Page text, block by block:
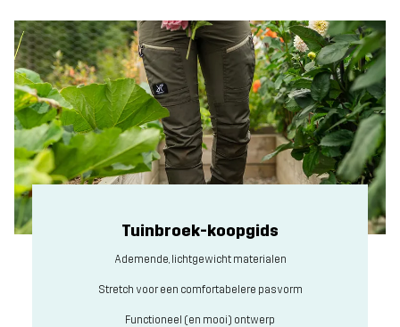
Tuinbroek-koopgids
Ademende, lichtgewicht materialen
Stretch voor een comfortabelere pasvorm
Functioneel (en mooi) ontwerp